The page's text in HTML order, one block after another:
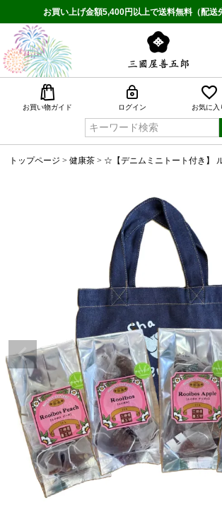
お買い上げ金額5,400円以上で送料無料（配送
お買い物ガイド ログイン お気に入
トップページ 健康茶 ☆【デニムミニトート付き】